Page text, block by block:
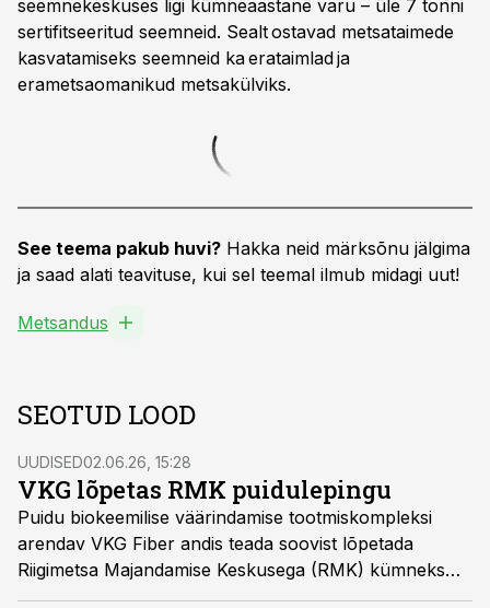
seemnekeskuses ligi kümneaastane varu – üle 7 tonni
sertifitseeritud seemneid. Sealt ostavad metsataimede
kasvatamiseks seemneid ka erataimlad ja
erametsaomanikud metsakülviks.
See teema pakub huvi? Hakka neid märksõnu jälgima
ja saad alati teavituse, kui sel teemal ilmub midagi uut!
Metsandus
SEOTUD LOOD
UUDISED02.06.26, 15:28
VKG lõpetas RMK puidulepingu
Puidu biokeemilise väärindamise tootmiskompleksi
arendav VKG Fiber andis teada soovist lõpetada
Riigimetsa Majandamise Keskusega (RMK) kümneks
aastaks sõlmitud kestvusleping. Edasised